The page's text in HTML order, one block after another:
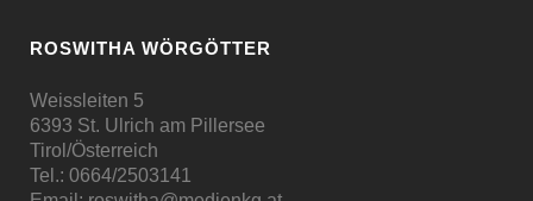
ROSWITHA WÖRGÖTTER
Weissleiten 5
6393 St. Ulrich am Pillersee
Tirol/Österreich
Tel.: 0664/2503141